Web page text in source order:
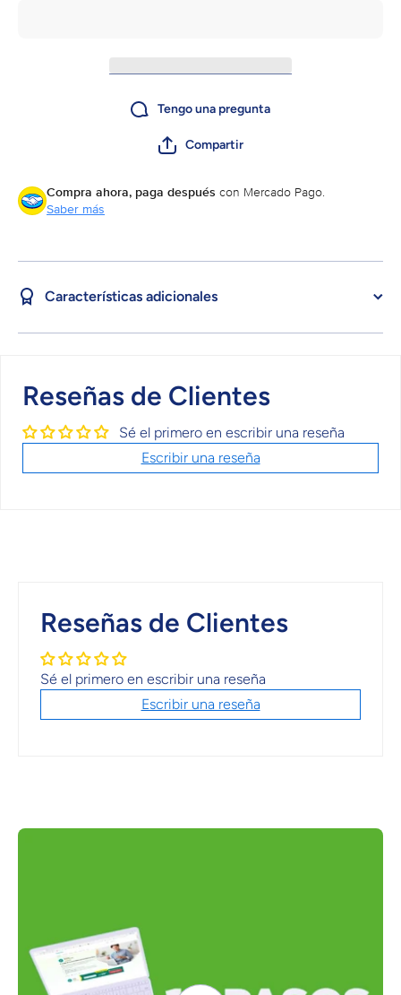
Tengo una pregunta
Compartir
Compra ahora, paga después con Mercado Pago.
Saber más
Características adicionales
Reseñas de Clientes
Sé el primero en escribir una reseña
Escribir una reseña
Reseñas de Clientes
Sé el primero en escribir una reseña
Escribir una reseña